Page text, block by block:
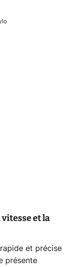
et la
et précise
présente